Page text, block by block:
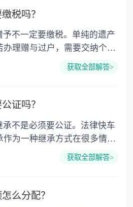
税吗？
办理赠与过户，需要交纳个人
证费。赠与过户是没有增值税
公证费：按房
价的0.05%缴纳 4. 土
产权登记费：
获取全部解答>
证吗？
作为一种继承方式在很多情况
的，当然，如果需要公正的也
纠纷，可以对遗产继承进行
获取全部解答>
么分配？